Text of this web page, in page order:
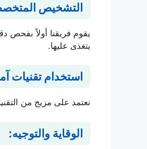
التشخيص
يقوم فريقنا أولاً بفحص
يتغذى عليها.
استخدام تقنيات
نعتمد على مزيج من
الوقاية والتوجيه: